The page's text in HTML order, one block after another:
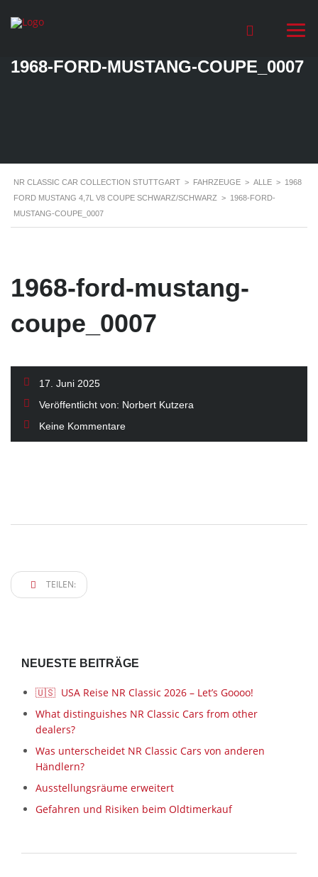
1968-FORD-MUSTANG-COUPE_0007
NR CLASSIC CAR COLLECTION STUTTGART > FAHRZEUGE > ALLE > 1968
FORD MUSTANG 4,7L V8 COUPE SCHWARZ/SCHWARZ > 1968-FORD-
MUSTANG-COUPE_0007
1968-ford-mustang-
coupe_0007
17. Juni 2025
Veröffentlicht von: Norbert Kutzera
Keine Kommentare
TEILEN:
NEUESTE BEITRÄGE
🇺🇸 USA Reise NR Classic 2026 – Let’s Goooo!
What distinguishes NR Classic Cars from other
dealers?
Was unterscheidet NR Classic Cars von anderen
Händlern?
Ausstellungsräume erweitert
Gefahren und Risiken beim Oldtimerkauf